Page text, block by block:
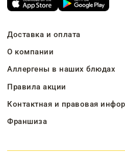
Доставка и оплата
О компании
Аллергены в наших блюдах
Правила акции
Контактная и правовая
Франшиза